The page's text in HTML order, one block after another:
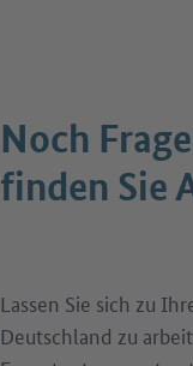
Noch
finden Sie
Lassen Sie sich zu
Deutschland zu